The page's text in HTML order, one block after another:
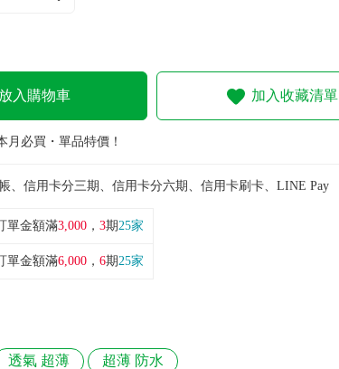
放入購物車 加入收藏清單
月必買・單品特價！
、信用卡分三期、信用卡分六期、信用卡刷卡、LINE Pay
單金額滿3,000 ， 3期25家
單金額滿6,000 ， 6期25家
透氣 超薄 超薄 防水